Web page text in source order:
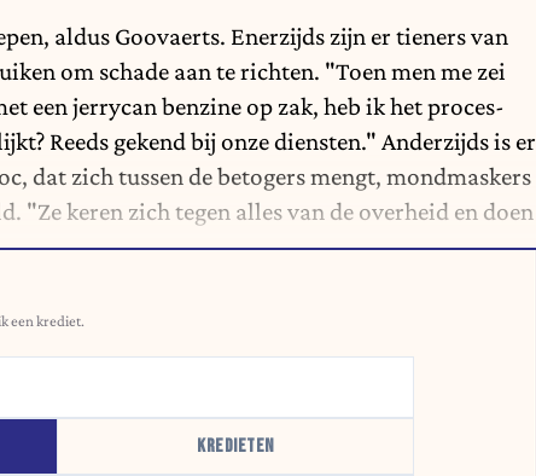
aldus Goovaerts. Enerzijds zijn er tieners van
om schade aan te richten. "Toen men me zei
een jerrycan benzine op zak, heb ik het proces-
Reeds gekend bij onze diensten." Anderzijds is er
dat zich tussen de betogers mengt, mondmaskers
"Ze keren zich tegen alles van de overheid en doen
een krediet.
KREDIETEN